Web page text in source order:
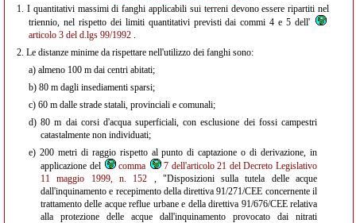
1. I quantitativi massimi di fanghi applicabili sui terreni devono essere ripartiti nel
triennio, nel rispetto dei limiti quantitativi previsti dai commi 4 e 5 dell'
articolo 3 del d.lgs 99/1992 .
2. Le distanze minime da rispettare nell'utilizzo dei fanghi sono:
a) almeno 100 m dai centri abitati;
b) 80 m dagli insediamenti sparsi;
c) 60 m dalle strade statali, provinciali e comunali;
d) 80 m dai corsi d'acqua superficiali, con esclusione dei fossi campestri
catastalmente non individuati;
e) 200 metri di raggio rispetto al punto di captazione o di derivazione, in
applicazione del
comma
7 dell'articolo 21 del Decreto Legislativo
11 maggio 1999, n. 152 , "Disposizioni sulla tutela delle acque
dall'inquinamento e recepimento della direttiva 91/271/CEE concernente il
trattamento delle acque reflue urbane e della direttiva 91/676/CEE relativa
alla protezione delle acque dall'inquinamento provocato dai nitrati